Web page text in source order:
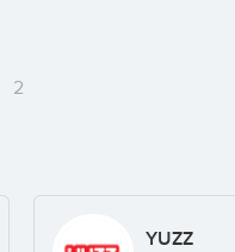
2
YUZZ